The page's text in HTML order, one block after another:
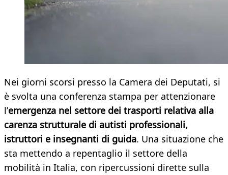
Nei giorni scorsi presso la Camera dei Deputati, si
è svolta una conferenza stampa per attenzionare
l’emergenza nel settore dei trasporti relativa alla
carenza strutturale di autisti professionali,
istruttori e insegnanti di guida. Una situazione che
sta mettendo a repentaglio il settore della
mobilità in Italia, con ripercussioni dirette sulla